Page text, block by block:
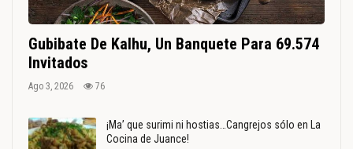
Gubibate De Kalhu, Un Banquete Para 69.574
Invitados
Ago 3, 2026 76
¡Ma’ que surimi ni hostias…Cangrejos sólo en La
Cocina de Juance!